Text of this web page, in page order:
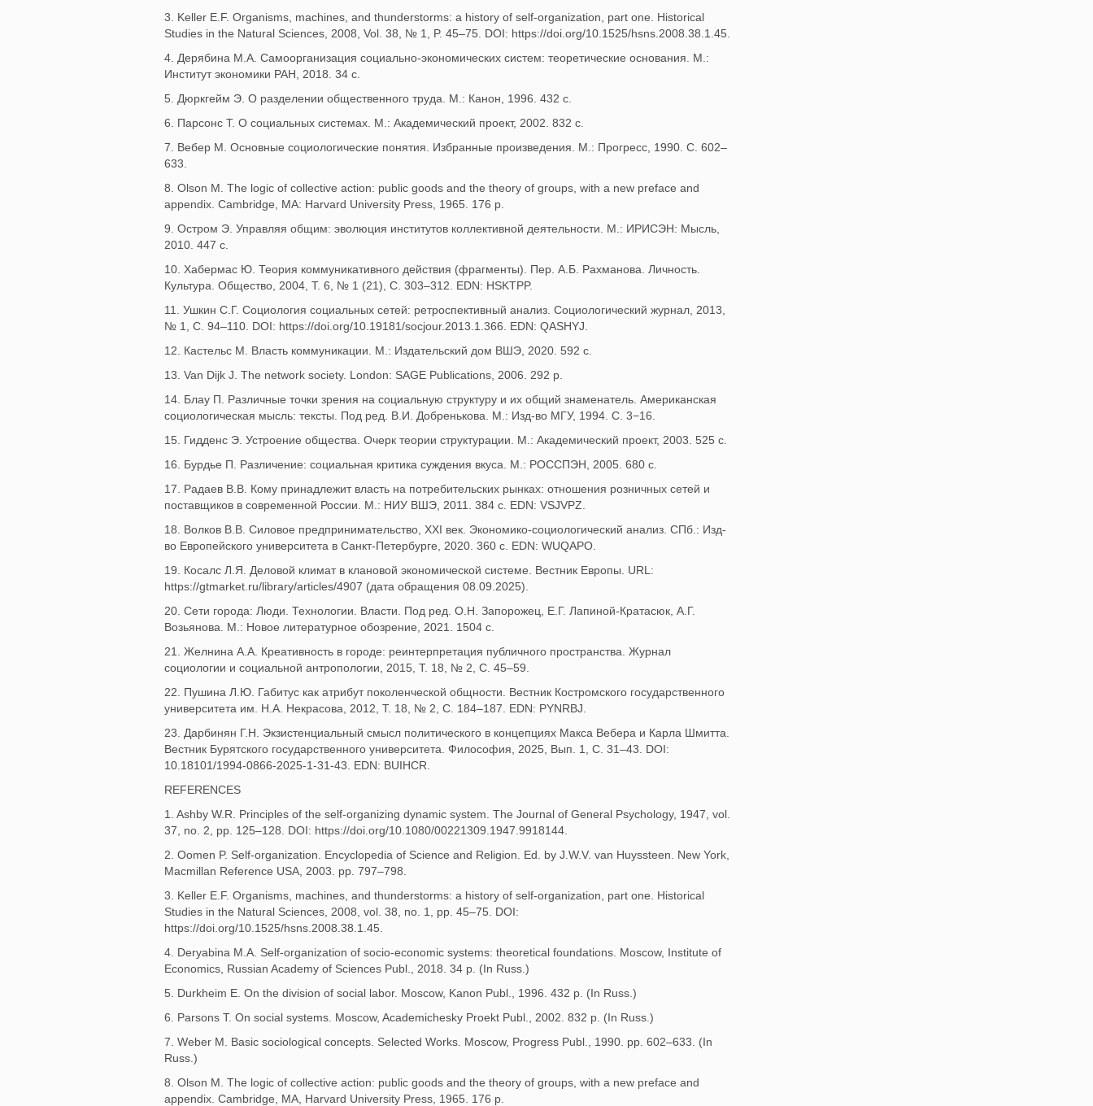
3. Keller E.F. Organisms, machines, and thunderstorms: a history of self-organization, part one. Historical
Studies in the Natural Sciences, 2008, Vol. 38, № 1, P. 45–75. DOI: https://doi.org/10.1525/hsns.2008.38.1.45.
4. Дерябина М.А. Самоорганизация социально-экономических систем: теоретические основания. М.:
Институт экономики РАН, 2018. 34 с.
5. Дюркгейм Э. О разделении общественного труда. М.: Канон, 1996. 432 с.
6. Парсонс Т. О социальных системах. М.: Академический проект, 2002. 832 с.
7. Вебер М. Основные социологические понятия. Избранные произведения. М.: Прогресс, 1990. С. 602–
633.
8. Olson M. The logic of collective action: public goods and the theory of groups, with a new preface and
appendix. Cambridge, MA: Harvard University Press, 1965. 176 p.
9. Остром Э. Управляя общим: эволюция институтов коллективной деятельности. М.: ИРИСЭН: Мысль,
2010. 447 с.
10. Хабермас Ю. Теория коммуникативного действия (фрагменты). Пер. А.Б. Рахманова. Личность.
Культура. Общество, 2004, T. 6, № 1 (21), С. 303–312. EDN: HSKTPP.
11. Ушкин С.Г. Социология социальных сетей: ретроспективный анализ. Социологический журнал, 2013,
№ 1, C. 94–110. DOI: https://doi.org/10.19181/socjour.2013.1.366. EDN: QASHYJ.
12. Кастельс М. Власть коммуникации. М.: Издательский дом ВШЭ, 2020. 592 с.
13. Van Dijk J. The network society. London: SAGE Publications, 2006. 292 p.
14. Блау П. Различные точки зрения на социальную структуру и их общий знаменатель. Американская
социологическая мысль: тексты. Под ред. В.И. Добренькова. М.: Изд-во МГУ, 1994. С. 3−16.
15. Гидденс Э. Устроение общества. Очерк теории структурации. М.: Академический проект, 2003. 525 с.
16. Бурдье П. Различение: социальная критика суждения вкуса. М.: РОССПЭН, 2005. 680 с.
17. Радаев В.В. Кому принадлежит власть на потребительских рынках: отношения розничных сетей и
поставщиков в современной России. М.: НИУ ВШЭ, 2011. 384 с. EDN: VSJVPZ.
18. Волков В.В. Силовое предпринимательство, XXI век. Экономико-социологический анализ. СПб.: Изд-
во Европейского университета в Санкт-Петербурге, 2020. 360 с. EDN: WUQAPO.
19. Косалс Л.Я. Деловой климат в клановой экономической системе. Вестник Европы. URL:
https://gtmarket.ru/library/articles/4907 (дата обращения 08.09.2025).
20. Сети города: Люди. Технологии. Власти. Под ред. О.Н. Запорожец, Е.Г. Лапиной-Кратасюк, А.Г.
Возьянова. М.: Новое литературное обозрение, 2021. 1504 с.
21. Желнина А.А. Креативность в городе: реинтерпретация публичного пространства. Журнал
социологии и социальной антропологии, 2015, Т. 18, № 2, С. 45–59.
22. Пушина Л.Ю. Габитус как атрибут поколенческой общности. Вестник Костромского государственного
университета им. Н.А. Некрасова, 2012, Т. 18, № 2, С. 184–187. EDN: PYNRBJ.
23. Дарбинян Г.Н. Экзистенциальный смысл политического в концепциях Макса Вебера и Карла Шмитта.
Вестник Бурятского государственного университета. Философия, 2025, Вып. 1, С. 31–43. DOI:
10.18101/1994-0866-2025-1-31-43. EDN: BUIHCR.
REFERENCES
1. Ashby W.R. Principles of the self-organizing dynamic system. The Journal of General Psychology, 1947, vol.
37, no. 2, pp. 125–128. DOI: https://doi.org/10.1080/00221309.1947.9918144.
2. Oomen P. Self-organization. Encyclopedia of Science and Religion. Ed. by J.W.V. van Huyssteen. New York,
Macmillan Reference USA, 2003. pp. 797–798.
3. Keller E.F. Organisms, machines, and thunderstorms: a history of self-organization, part one. Historical
Studies in the Natural Sciences, 2008, vol. 38, no. 1, pp. 45–75. DOI:
https://doi.org/10.1525/hsns.2008.38.1.45.
4. Deryabina M.A. Self-organization of socio-economic systems: theoretical foundations. Moscow, Institute of
Economics, Russian Academy of Sciences Publ., 2018. 34 p. (In Russ.)
5. Durkheim E. On the division of social labor. Moscow, Kanon Publ., 1996. 432 p. (In Russ.)
6. Parsons T. On social systems. Moscow, Academichesky Proekt Publ., 2002. 832 p. (In Russ.)
7. Weber M. Basic sociological concepts. Selected Works. Moscow, Progress Publ., 1990. pp. 602–633. (In
Russ.)
8. Olson M. The logic of collective action: public goods and the theory of groups, with a new preface and
appendix. Cambridge, MA, Harvard University Press, 1965. 176 p.